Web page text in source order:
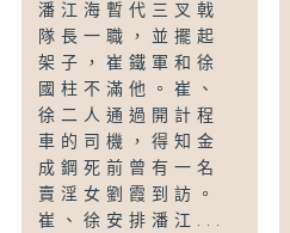
潘江海暫代三叉戟
隊長一職，並擺起
架子，崔鐵軍和徐
國柱不滿他。崔、
徐二人通過開計程
車的司機，得知金
成鋼死前曾有一名
賣淫女劉霞到訪。
崔、徐安排潘江...